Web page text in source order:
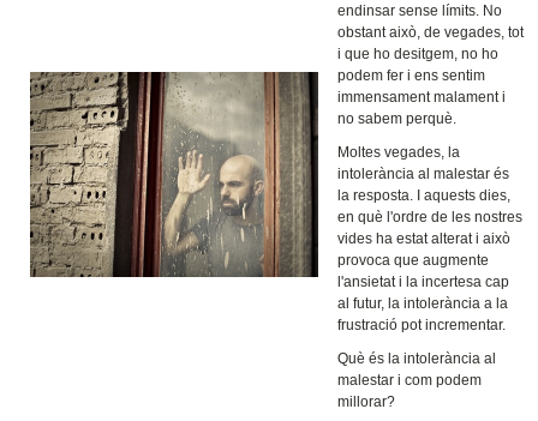
endinsar sense límits. No
obstant això, de vegades, tot
i que ho desitgem, no ho
podem fer i ens sentim
immensament malament i
no sabem perquè.
Moltes vegades, la
intolerància al malestar és
la resposta. I aquests dies,
en què l'ordre de les nostres
vides ha estat alterat i això
provoca que augmente
l'ansietat i la incertesa cap
al futur, la intolerància a la
frustració pot incrementar.
Què és la intolerància al
malestar i com podem
millorar?